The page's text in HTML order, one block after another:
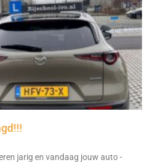
jarig en vandaag jouw auto -